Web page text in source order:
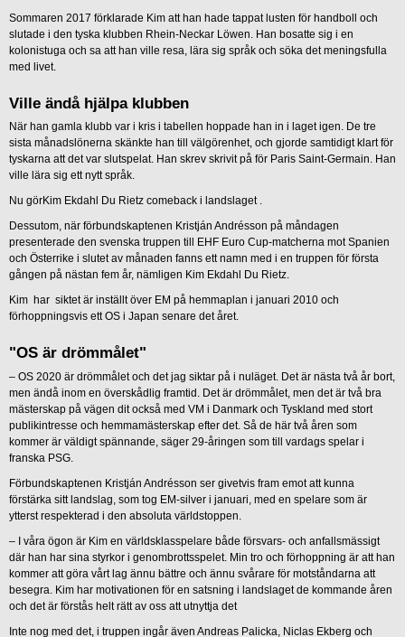
Sommaren 2017 förklarade Kim att han hade tappat lusten för handboll och
slutade i den tyska klubben Rhein-Neckar Löwen. Han bosatte sig i en
kolonistuga och sa att han ville resa, lära sig språk och söka det meningsfulla
med livet.
Ville ändå hjälpa klubben
När han gamla klubb var i kris i tabellen hoppade han in i laget igen. De tre
sista månadslönerna skänkte han till välgörenhet, och gjorde samtidigt klart för
tyskarna att det var slutspelat. Han skrev skrivit på för Paris Saint-Germain. Han
ville lära sig ett nytt språk.
Nu görKim Ekdahl Du Rietz comeback i landslaget .
Dessutom, när förbundskaptenen Kristján Andrésson på måndagen
presenterade den svenska truppen till EHF Euro Cup-matcherna mot Spanien
och Österrike i slutet av månaden fanns ett namn med i en truppen för första
gången på nästan fem år, nämligen Kim Ekdahl Du Rietz.
Kim har siktet är inställt över EM på hemmaplan i januari 2010 och
förhoppningsvis ett OS i Japan senare det året.
"OS är drömmålet"
– OS 2020 är drömmålet och det jag siktar på i nuläget. Det är nästa två år bort,
men ändå inom en överskådlig framtid. Det är drömmålet, men det är två bra
mästerskap på vägen dit också med VM i Danmark och Tyskland med stort
publikintresse och hemmamästerskap efter det. Så de här två åren som
kommer är väldigt spännande, säger 29-åringen som till vardags spelar i
franska PSG.
Förbundskaptenen Kristján Andrésson ser givetvis fram emot att kunna
förstärka sitt landslag, som tog EM-silver i januari, med en spelare som är
ytterst respekterad i den absoluta världstoppen.
– I våra ögon är Kim en världsklasspelare både försvars- och anfallsmässigt
där han har sina styrkor i genombrottsspelet. Min tro och förhoppning är att han
kommer att göra vårt lag ännu bättre och ännu svårare för motståndarna att
besegra. Kim har motivationen för en satsning i landslaget de kommande åren
och det är förstås helt rätt av oss att utnyttja det
Inte nog med det, i truppen ingår även Andreas Palicka, Niclas Ekberg och